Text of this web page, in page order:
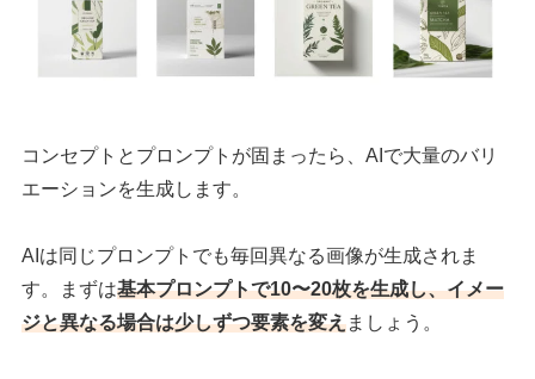
コンセプトとプロンプトが固まったら、AIで大量のバリ
エーションを生成します。
AIは同じプロンプトでも毎回異なる画像が生成されま
す。まずは基本プロンプトで10〜20枚を生成し、イメー
ジと異なる場合は少しずつ要素を変えましょう。